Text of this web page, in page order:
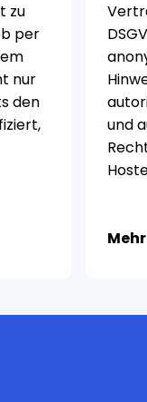
zu
per
nur
den
und